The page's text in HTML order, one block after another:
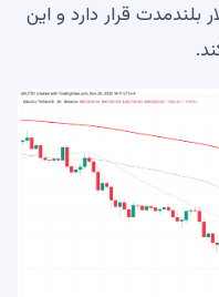
درست زیر مرز 100000 دلار بلندمدت قرار دارد و این